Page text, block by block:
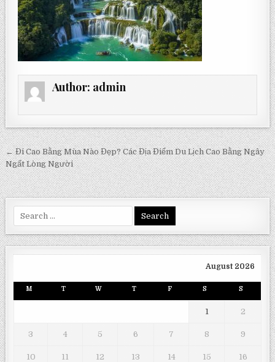
Author: admin
Post
navigation
← Đi Cao Bằng Mùa Nào Đẹp? Các Địa Điểm Du Lịch Cao Bằng Ngây
Ngất Lòng Người
August 2026
M T W T F S S
1 2
3 4 5 6 7 8 9
10 11 12 13 14 15 16